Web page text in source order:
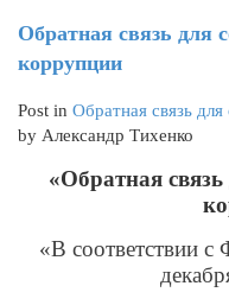
Обратная связь для
коррупции
Post in Обратная связь
by Александр Тихенко
«Обратная
«В соответствии